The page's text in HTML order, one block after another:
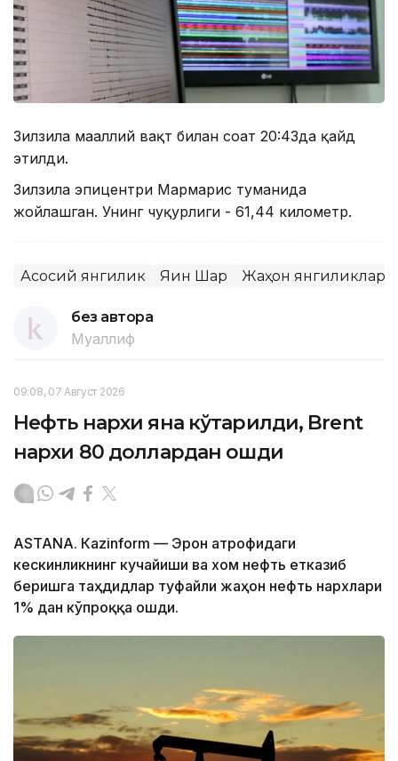
Зилзила маҳаллий вақт билан соат 20:43да қайд
этилди.
Зилзила эпицентри Мармарис туманида
жойлашган. Унинг чуқурлиги - 61,44 километр.
Асосий янгилик Яқин Шарқ Жаҳон янгиликлари
без автора
Муаллиф
09:08, 07 Август 2026
Нефть нархи яна кўтарилди, Brent
нархи 80 доллардан ошди
ASTANА. Кazinform — Эрон атрофидаги
кескинликнинг кучайиши ва хом нефть етказиб
беришга таҳдидлар туфайли жаҳон нефть нархлари
1% дан кўпроққа ошди.